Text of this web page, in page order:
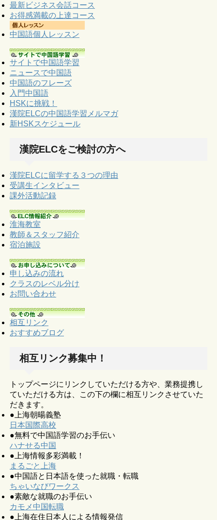
最新ビジネス会話コース
お得感満載の上達コース
中国語個人レッスン
サイトで中国語学習
ニュースで中国語
中国語のフレーズ
入門中国語
HSKに挑戦！
漢院ELCの中国語学習メルマガ
新HSKスケジュール
漢院ELCをご検討の方へ
漢院ELCに留学する３つの理由
受講生インタビュー
課外活動記録
淮海教室
教師＆スタッフ紹介
宿泊施設
申し込みの流れ
クラスのレベル分け
お問い合わせ
相互リンク
おすすめブログ
相互リンク募集中！
トップページにリンクしていただける方や、業務提携し
ていただける方は、この下の欄に相互リンクさせていた
だきます。
●上海朝暘義塾
日本国際高校
●無料で中国語学習のお手伝い
ハナせる中国
●上海情報多彩満載！
まるごと上海
●中国語と日本語を使った就職・転職
ちゃいなびワークス
●素敵な就職のお手伝い
カモメ中国転職
●上海在住日本人による情報発信